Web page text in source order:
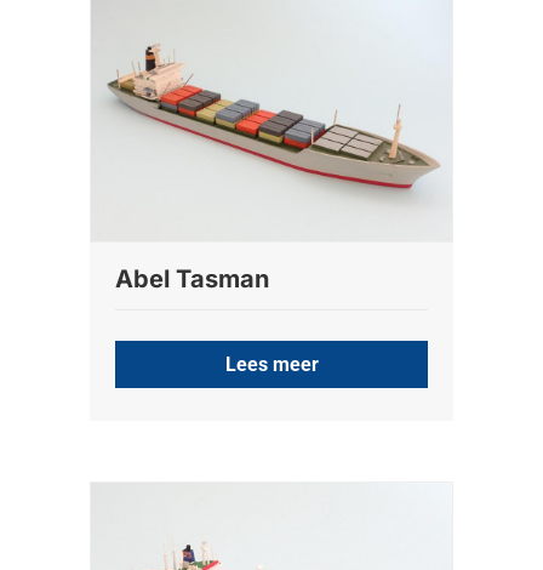
Abel Tasman
Lees meer